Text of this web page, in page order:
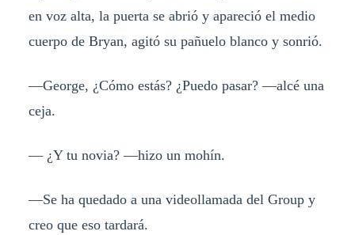
en voz alta, la puerta se abrió y apareció el medio
cuerpo de Bryan, agitó su pañuelo blanco y sonrió.
—George, ¿Cómo estás? ¿Puedo pasar? —alcé una
ceja.
— ¿Y tu novia? —hizo un mohín.
—Se ha quedado a una videollamada del Group y
creo que eso tardará.